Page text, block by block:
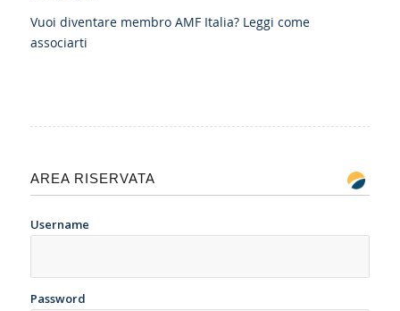
Vuoi diventare membro AMF Italia? Leggi come
associarti
AREA RISERVATA
Username
Password